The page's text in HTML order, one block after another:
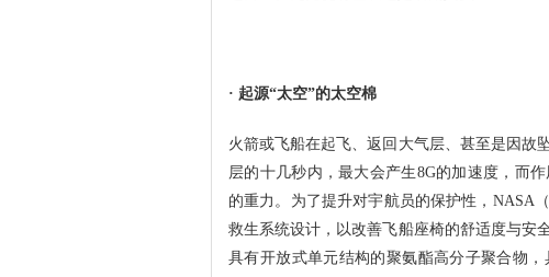
· 起源“太空”的太空棉
火箭或飞船在起飞、返回大气层、甚至是因故
层的十几秒内，最大会产生8G的加速度，而
的重力。为了提升对宇航员的保护性，NASA
救生系统设计，以改善飞船座椅的舒适度与安
具有开放式单元结构的聚氨酯高分子聚合物